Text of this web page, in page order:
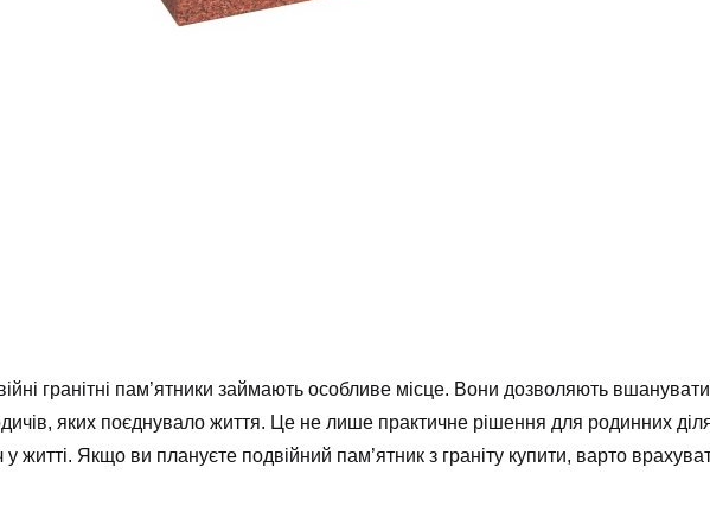
гранітні пам’ятники займають особливе місце. Вони дозволяють
яких поєднувало життя. Це не лише практичне рішення для родинних
у житті. Якщо ви плануєте подвійний пам’ятник з граніту купити, варто